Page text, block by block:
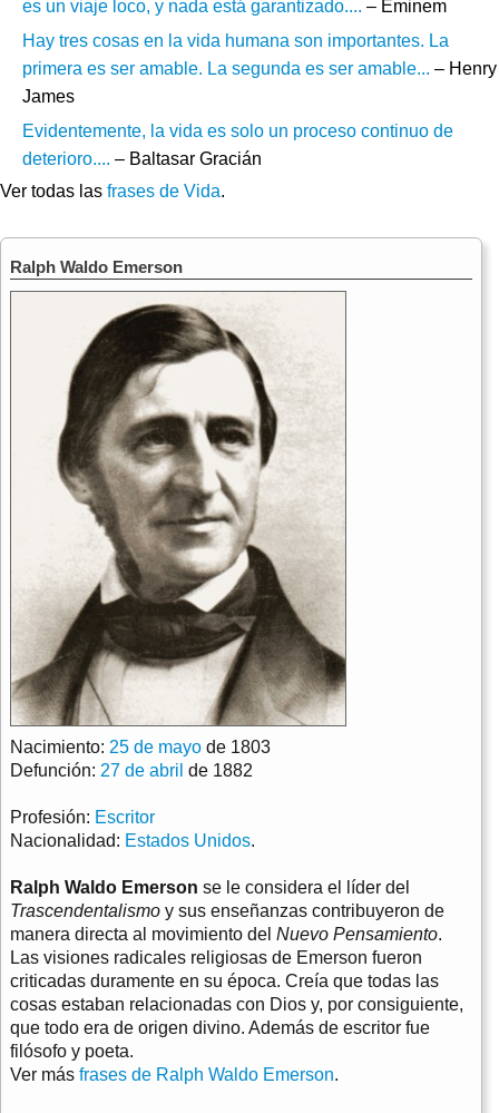
es un viaje loco, y nada está garantizado.... – Eminem
Hay tres cosas en la vida humana son importantes. La
primera es ser amable. La segunda es ser amable... – Henry
James
Evidentemente, la vida es solo un proceso continuo de
deterioro.... – Baltasar Gracián
Ver todas las frases de Vida.
Ralph Waldo Emerson
Nacimiento: 25 de mayo de 1803
Defunción: 27 de abril de 1882
Profesión: Escritor
Nacionalidad: Estados Unidos.
Ralph Waldo Emerson se le considera el líder del
Trascendentalismo y sus enseñanzas contribuyeron de
manera directa al movimiento del Nuevo Pensamiento.
Las visiones radicales religiosas de Emerson fueron
criticadas duramente en su época. Creía que todas las
cosas estaban relacionadas con Dios y, por consiguiente,
que todo era de origen divino. Además de escritor fue
filósofo y poeta.
Ver más frases de Ralph Waldo Emerson.